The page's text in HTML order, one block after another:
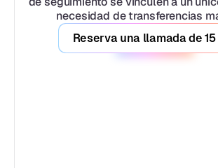
necesidad de transferencias
Reserva una llamada de 15